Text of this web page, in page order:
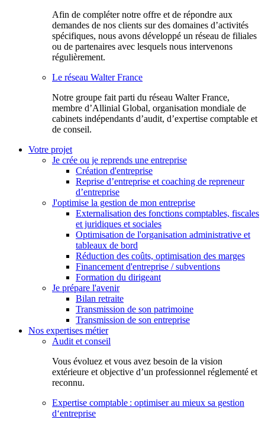
Afin de compléter notre offre et de répondre aux
demandes de nos clients sur des domaines d’activités
spécifiques, nous avons développé un réseau de filiales
ou de partenaires avec lesquels nous intervenons
régulièrement.
Le réseau Walter France
Notr​e groupe fait parti du réseau Walter France,
membre d’Allinial Global, organisation mondiale de
cabinets indépendants d’audit, d’expertise comptable et
de conseil.
Votre projet
Je crée ou je reprends une entreprise
Création d'entreprise
Reprise d’entreprise et coaching de repreneur
d’entreprise
J'optimise la gestion de mon entreprise
Externalisation des fonctions comptables, fiscales
et juridiques et sociales
Optimisation de l'organisation administrative et
tableaux de bord
Réduction des coûts, optimisation des marges
Financement d'entreprise / subventions
Formation du dirigeant
Je prépare l'avenir
Bilan retraite
Transmission de son patrimoine
Transmission de son entreprise
Nos expertises métier
Audit et conseil
Vous évoluez et vous avez besoin de la vision
extérieure et objective d’un professionnel réglementé et
reconnu.
Expertise comptable : optimiser au mieux sa gestion
d‘entreprise